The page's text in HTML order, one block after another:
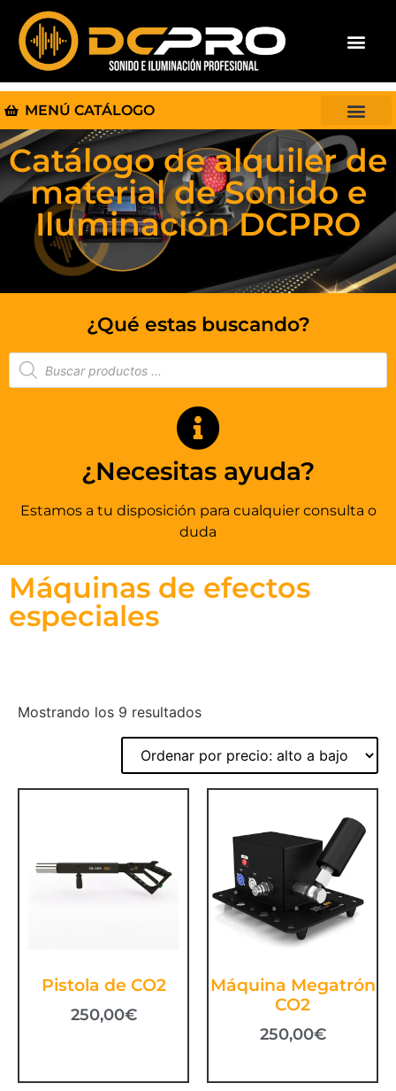
MENÚ CATÁLOGO
Catálogo de alquiler de
material de Sonido e
Iluminación DCPRO
¿Qué estas buscando?
¿Necesitas ayuda?
Estamos a tu disposición para cualquier consulta o
duda
Máquinas de efectos
especiales
Mostrando los 9 resultados
Pistola de CO2
250,00€
Máquina Megatrón
CO2
250,00€